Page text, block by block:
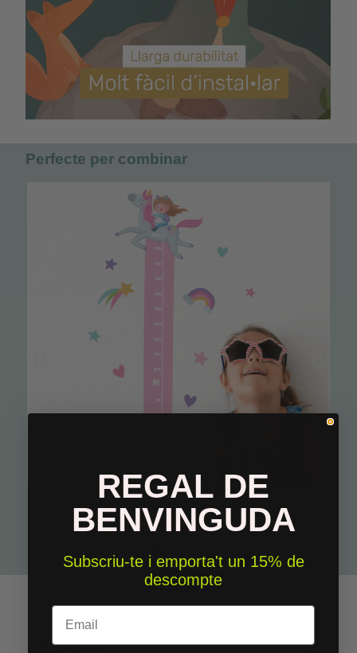
Perfecte per combinar
39,50 €
REGAL DE
BENVINGUDA
Subscriu-te i emporta't un 15% de
descompte
Email